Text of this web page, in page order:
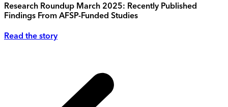
Research Roundup March 2025: Recently Published
Findings From AFSP-Funded Studies
Read the story